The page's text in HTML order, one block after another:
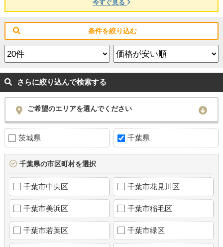
今すぐ見る
条件を絞り込む
さらに絞り込んで検索する
ご希望のエリアを選んでください
茨城県 千葉県
千葉県の市区町村を選択
千葉市中央区 千葉市花見川区
千葉市美浜区 千葉市稲毛区
千葉市若葉区 千葉市緑区